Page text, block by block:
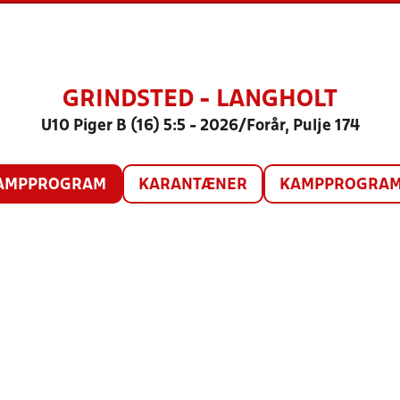
GRINDSTED - LANGHOLT
U10 Piger B (16) 5:5 - 2026/Forår, Pulje 174
KARANTÆNER